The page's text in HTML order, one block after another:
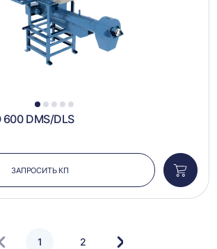
1 2 3 4 5
DMS/DLS
ЗАПРОСИТЬ КП
в
1 2
Следующая